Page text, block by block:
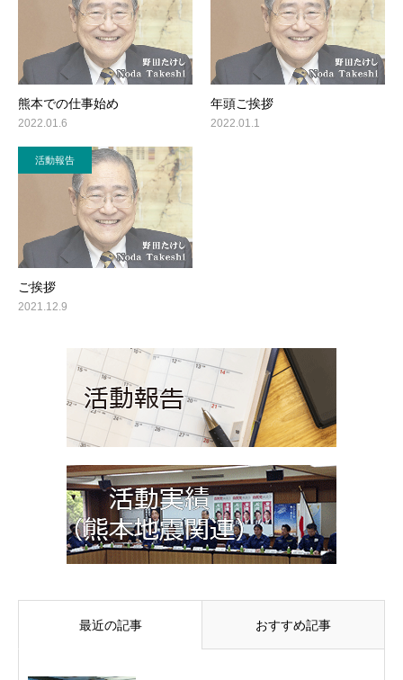
熊本での仕事始め
2022.01.6
年頭ご挨拶
2022.01.1
活動報告
ご挨拶
2021.12.9
最近の記事 おすすめ記事